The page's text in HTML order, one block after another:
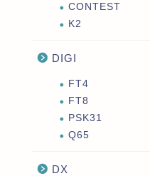
CONTEST
K2
DIGI
FT4
FT8
PSK31
Q65
DX